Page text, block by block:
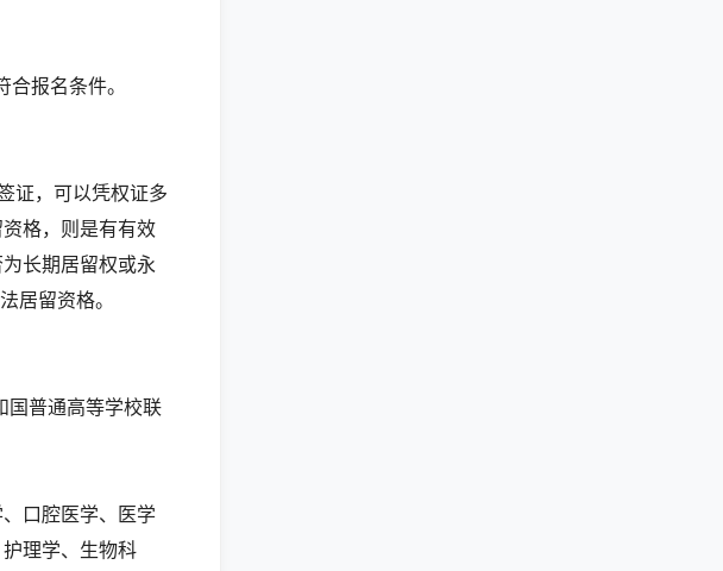
报名条件。
证，可以凭权证多
格，则是有有效
长期居留权或永
居留资格。
国普通高等学校联
口腔医学、医学
理学、生物科